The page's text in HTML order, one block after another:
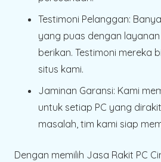
Testimoni Pelanggan:
yang puas dengan
berikan. Testimoni mereka
situs kami.
Jaminan Garansi: Kami
untuk setiap PC yang
masalah, tim kami siap
Dengan memilih Jasa Rakit PC